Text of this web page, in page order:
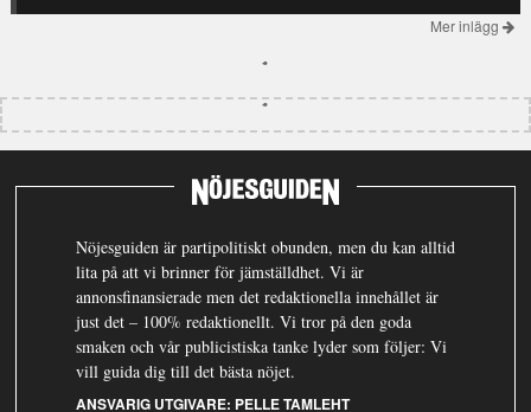
Mer inlägg
Nöjesguiden är partipolitiskt obunden, men du kan alltid
lita på att vi brinner för jämställdhet. Vi är
annonsfinansierade men det redaktionella innehållet är
just det – 100% redaktionellt. Vi tror på den goda
smaken och vår publicistiska tanke lyder som följer: Vi
vill guida dig till det bästa nöjet.
ANSVARIG UTGIVARE: PELLE TAMLEHT